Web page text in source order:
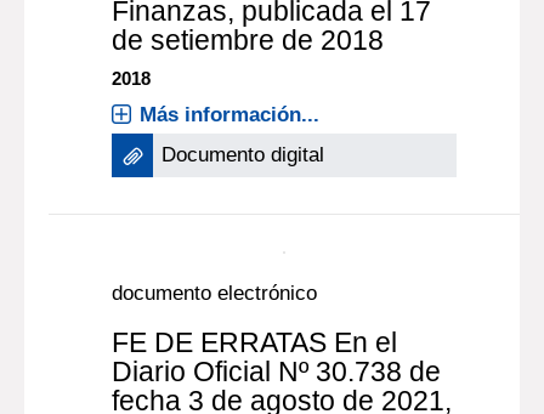
Documento digital
documento electrónico
Fe de erratas
correspondiente a la
Ministerio de Economía y
Finanzas, publicada el 17
de setiembre de 2018
2018